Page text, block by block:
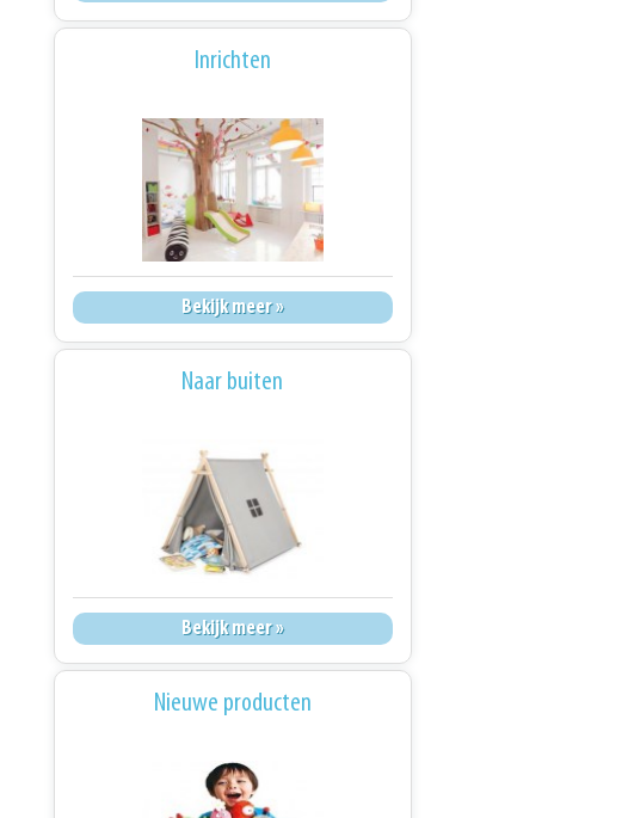
Inrichten
Bekijk meer »
Naar buiten
Bekijk meer »
Nieuwe producten